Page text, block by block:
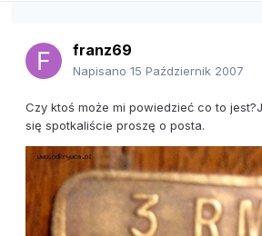
franz69
Napisano 15 Październik 2007
Czy ktoś może mi powiedzieć co to
się spotkaliście proszę o posta.